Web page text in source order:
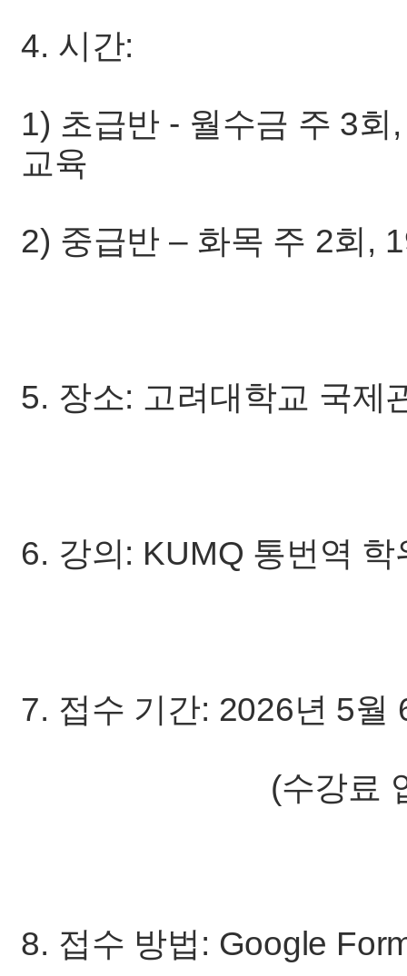
4. 시간:
1) 초급반 - 월수금 주 3
교육
2) 중급반 – 화목 주 2회,
5. 장소: 고려대학교 국제
6. 강의: KUMQ 통번역
7. 접수 기간: 2026년 5월
(수강료 입금
8. 접수 방법: Google